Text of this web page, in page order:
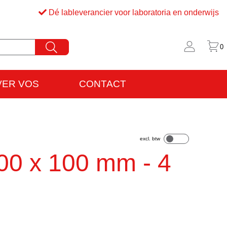
Dé lableverancier voor laboratoria en onderwijs
0
VOS CONTACT
x 100 mm - 4